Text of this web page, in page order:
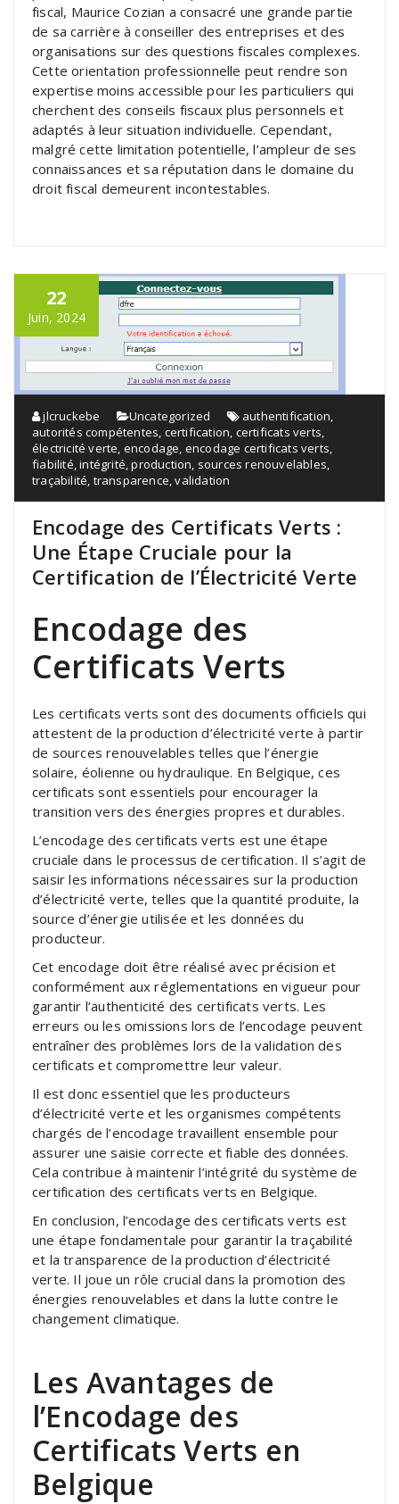
fiscal, Maurice Cozian a consacré une grande partie
de sa carrière à conseiller des entreprises et des
organisations sur des questions fiscales complexes.
Cette orientation professionnelle peut rendre son
expertise moins accessible pour les particuliers qui
cherchent des conseils fiscaux plus personnels et
adaptés à leur situation individuelle. Cependant,
malgré cette limitation potentielle, l’ampleur de ses
connaissances et sa réputation dans le domaine du
droit fiscal demeurent incontestables.
22
Juin, 2024
jlcruckebe Uncategorized authentification
autorités compétentes certification certificats verts
électricité verte encodage encodage certificats verts
fiabilité ,intégrité ,production sources renouvelables
traçabilité transparence ,validation
Encodage des Certificats Verts :
Une Étape Cruciale pour la
Certification de l’Électricité Verte
Encodage des
Certificats Verts
Les certificats verts sont des documents officiels qui
attestent de la production d’électricité verte à partir
de sources renouvelables telles que l’énergie
solaire, éolienne ou hydraulique. En Belgique, ces
certificats sont essentiels pour encourager la
transition vers des énergies propres et durables.
L’encodage des certificats verts est une étape
cruciale dans le processus de certification. Il s’agit de
saisir les informations nécessaires sur la production
d’électricité verte, telles que la quantité produite, la
source d’énergie utilisée et les données du
producteur.
Cet encodage doit être réalisé avec précision et
conformément aux réglementations en vigueur pour
garantir l’authenticité des certificats verts. Les
erreurs ou les omissions lors de l’encodage peuvent
entraîner des problèmes lors de la validation des
certificats et compromettre leur valeur.
Il est donc essentiel que les producteurs
d’électricité verte et les organismes compétents
chargés de l’encodage travaillent ensemble pour
assurer une saisie correcte et fiable des données.
Cela contribue à maintenir l’intégrité du système de
certification des certificats verts en Belgique.
En conclusion, l’encodage des certificats verts est
une étape fondamentale pour garantir la traçabilité
et la transparence de la production d’électricité
verte. Il joue un rôle crucial dans la promotion des
énergies renouvelables et dans la lutte contre le
changement climatique.
Les Avantages de
l’Encodage des
Certificats Verts en
Belgique